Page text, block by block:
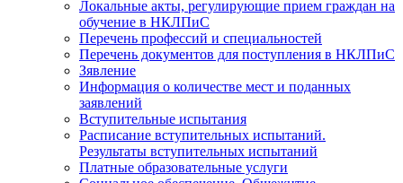
Локальные акты, регулирующие прием граждан на
обучение в НКЛПиС
Перечень профессий и специальностей
Перечень документов для поступления в НКЛПиС
Зявление
Информация о количестве мест и поданных
заявлений
Вступительные испытания
Расписание вступительных испытаний.
Результаты вступительных испытаний
Платные образовательные услуги